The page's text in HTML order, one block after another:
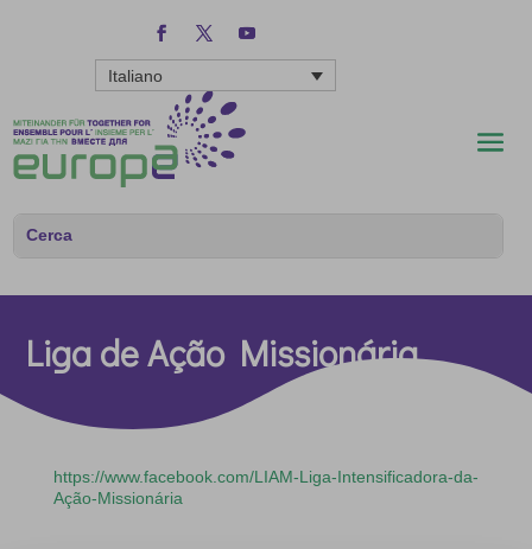
Italiano
Liga de Ação Missionária
https://www.facebook.com/LIAM-Liga-Intensificadora-da-
Ação-Missionária